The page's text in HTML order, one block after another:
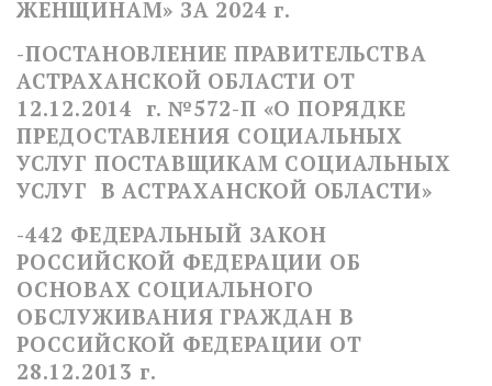
ЖЕНЩИНАМ» ЗА 2024 г.
-ПОСТАНОВЛЕНИЕ ПРАВИТЕЛЬСТВА
АСТРАХАНСКОЙ ОБЛАСТИ ОТ
12.12.2014 г. №572-П «О ПОРЯДКЕ
ПРЕДОСТАВЛЕНИЯ СОЦИАЛЬНЫХ
УСЛУГ ПОСТАВЩИКАМ СОЦИАЛЬНЫХ
УСЛУГ В АСТРАХАНСКОЙ ОБЛАСТИ»
-442 ФЕДЕРАЛЬНЫЙ ЗАКОН
РОССИЙСКОЙ ФЕДЕРАЦИИ ОБ
ОСНОВАХ СОЦИАЛЬНОГО
ОБСЛУЖИВАНИЯ ГРАЖДАН В
РОССИЙСКОЙ ФЕДЕРАЦИИ ОТ
28.12.2013 г.